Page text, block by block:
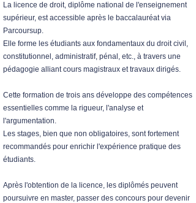
La licence de droit, diplôme national de l'enseignement
supérieur, est accessible après le baccalauréat via
Parcoursup.
Elle forme les étudiants aux fondamentaux du droit civil,
constitutionnel, administratif, pénal, etc., à travers une
pédagogie alliant cours magistraux et travaux dirigés.
Cette formation de trois ans développe des compétences
essentielles comme la rigueur, l'analyse et
l'argumentation.
Les stages, bien que non obligatoires, sont fortement
recommandés pour enrichir l'expérience pratique des
étudiants.
Après l'obtention de la licence, les diplômés peuvent
poursuivre en master, passer des concours pour devenir